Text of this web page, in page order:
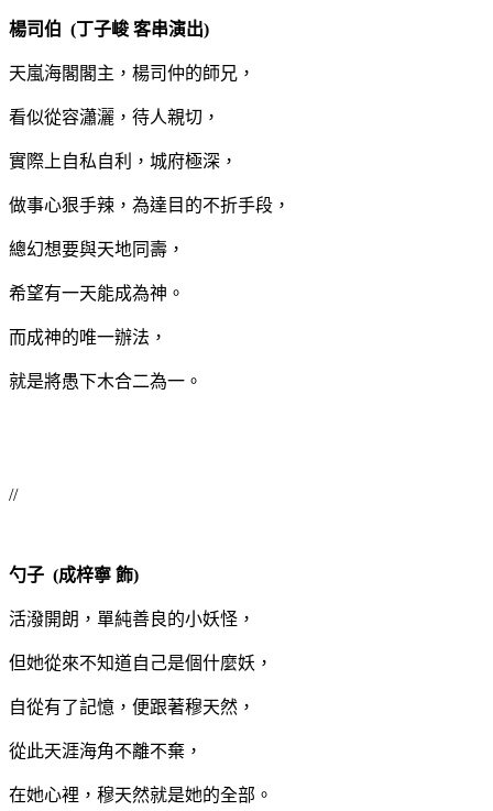
楊司伯 (丁子峻 客串演出)
天嵐海閣閣主，楊司仲的師兄，
看似從容瀟灑，待人親切，
實際上自私自利，城府極深，
做事心狠手辣，為達目的不折手段，
總幻想要與天地同壽，
希望有一天能成為神。
而成神的唯一辦法，
就是將愚下木合二為一。
//
勺子 (成梓寧 飾)
活潑開朗，單純善良的小妖怪，
但她從來不知道自己是個什麼妖，
自從有了記憶，便跟著穆天然，
從此天涯海角不離不棄，
在她心裡，穆天然就是她的全部。